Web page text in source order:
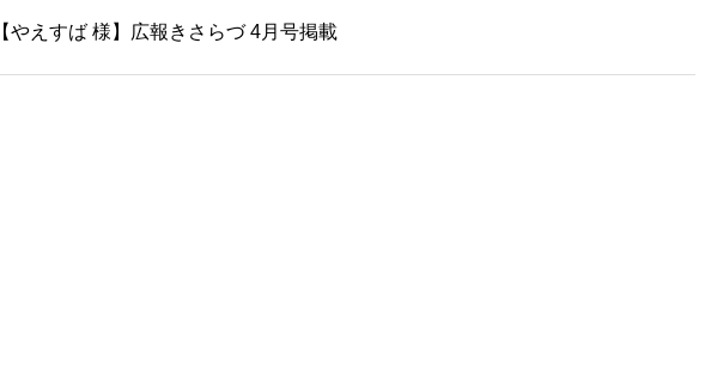
【やえすば 様】広報きさらづ 4月号掲載